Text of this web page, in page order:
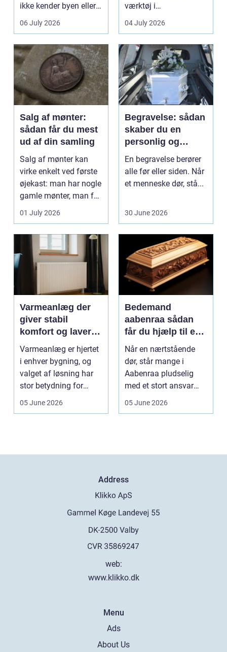
ikke kender byen eller
det lokale...
06 July 2026
værktøj i
sundhedssektoren.
Klinikker, praksis og
beh...
04 July 2026
Salg af mønter:
sådan får du mest
ud af din samling
Salg af mønter kan
virke enkelt ved første
øjekast: man har nogle
gamle mønter, man får
dem vurderet...
01 July 2026
Begravelse: sådan
skaber du en
personlig og
respektfuld afsked
En begravelse berører
alle før eller siden. Når
et menneske dør, stå...
30 June 2026
Varmeanlæg der
giver stabil
komfort og lavere
energiregning
Varmeanlæg er hjertet
i enhver bygning, og
valget af løsning har
stor betydning for
b&a...
05 June 2026
Bedemand
aabenraa sådan
får du hjælp til en
værdig afsked
Når en nærtstående
dør, står mange i
Aabenraa pludselig
med et stort ansvar
midt i sorgen.
05 June 2026
Address
web:
www.klikko.dk
Menu
Ads
About Us